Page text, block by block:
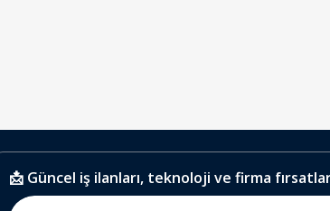
📩 Güncel iş ilanları, teknoloji ve firma